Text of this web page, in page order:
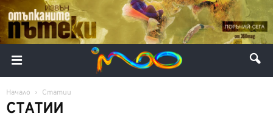
Начало Статии
СТАТИИ